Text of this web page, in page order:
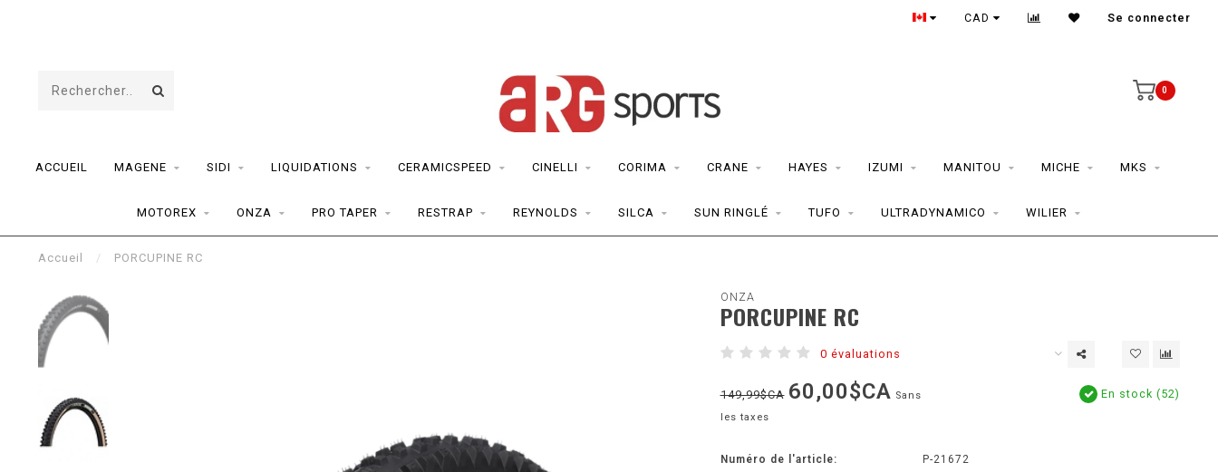
CAD Se connecter
0
ACCUEIL MAGENE SIDI LIQUIDATIONS CERAMICSPEED CINELLI CORIMA CRANE HAYES IZUMI MANITOU MICHE MKS
MOTOREX ONZA PRO TAPER RESTRAP REYNOLDS SILCA SUN RINGLÉ TUFO ULTRADYNAMICO WILIER
Accueil / PORCUPINE RC
ONZA
PORCUPINE RC
0 évaluations
149,99$CA 60,00$CA Sans
les taxes
En stock (52)
Numéro de l'article:
P-21672